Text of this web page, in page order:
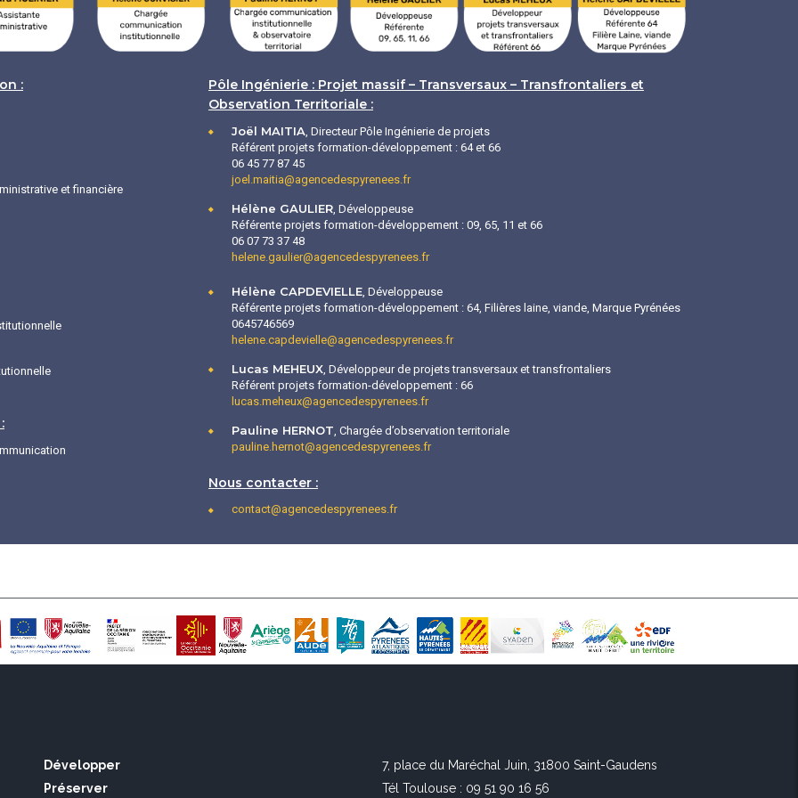
:
et financière
Pôle Ingénierie : Projet massif – Transversaux – Transfrontaliers et
Observation Territoriale :
Joël MAITIA, Directeur Pôle Ingénierie de projets
Référent projets formation-développement : 64 et 66
06 45 77 87 45
joel.maitia@agencedespyrenees.fr
Hélène GAULIER, Développeuse
Référente projets formation-développement : 09, 65, 11 et 66
06 07 73 37 48
helene.gaulier@agencedespyrenees.fr
Hélène CAPDEVIELLE, Développeuse
Référente projets formation-développement : 64, Filières laine, viande, Marque Pyrénées
0645746569
helene.capdevielle@agencedespyrenees.fr
Lucas MEHEUX, Développeur de projets transversaux et transfrontaliers
Référent projets formation-développement : 66
lucas.meheux@agencedespyrenees.fr
Pauline HERNOT, Chargée d’observation territoriale
pauline.hernot@agencedespyrenees.fr
Nous contacter :
contact@agencedespyrenees.fr
Développer
Préserver
7, place du Maréchal Juin, 31800 Saint-Gaudens
Tél Toulouse : 09 51 90 16 56